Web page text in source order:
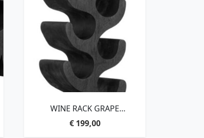
WINE RACK GRAPE
LARGE,100X25X14 CM, 12
BOTTLES, SUAR WOOD BLACK
€199,00